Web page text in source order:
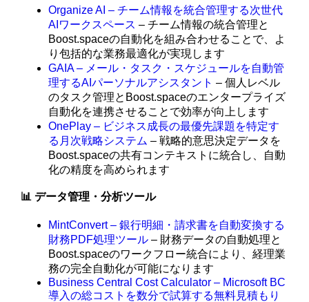
Organize AI – チーム情報を統合管理する次世代
AIワークスペース – チーム情報の統合管理と
Boost.spaceの自動化を組み合わせることで、よ
り包括的な業務最適化が実現します
GAIA – メール・タスク・スケジュールを自動管
理するAIパーソナルアシスタント – 個人レベル
のタスク管理とBoost.spaceのエンタープライズ
自動化を連携させることで効率が向上します
OnePlay – ビジネス成長の最優先課題を特定す
る月次戦略システム – 戦略的意思決定データを
Boost.spaceの共有コンテキストに統合し、自動
化の精度を高められます
📊 データ管理・分析ツール
MintConvert – 銀行明細・請求書を自動変換する
財務PDF処理ツール – 財務データの自動処理と
Boost.spaceのワークフロー統合により、経理業
務の完全自動化が可能になります
Business Central Cost Calculator – Microsoft BC
導入の総コストを数分で試算する無料見積もり